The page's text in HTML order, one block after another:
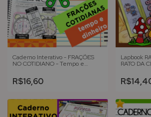
Caderno Interativo - FRAÇÕES
NO COTIDIANO - Tempo e
Dinheiro
R$16,60
Lapbook
RATO DA